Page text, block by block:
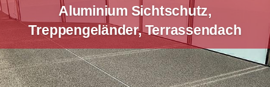
Aluminium Sichtschutz,
Treppengeländer, Terrassendach